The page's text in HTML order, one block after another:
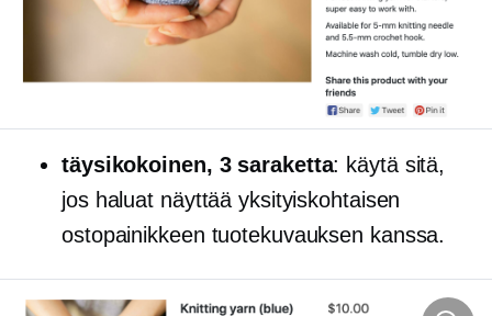
täysikokoinen, 3 saraketta: käytä sitä,
jos haluat näyttää yksityiskohtaisen
ostopainikkeen tuotekuvauksen kanssa.